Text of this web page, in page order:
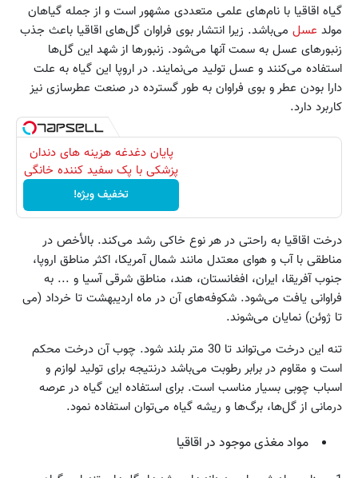
گیاه اقاقیا با نام‌های علمی متعددی مشهور است و از جمله گیاهان
مولد عسل می‌باشد. زیرا انتشار بوی فراوان گل‌های اقاقیا باعث جذب
زنبورهای عسل به سمت آنها می‌شود. زنبورها از شهد این گل‌ها
استفاده می‌کنند و عسل تولید می‌نمایند. در اروپا این گیاه به علت
دارا بودن عطر و بوی فراوان به طور گسترده در صنعت عطرسازی نیز
کاربرد دارد.
پایان دغدغه هزینه های دندان
پزشکی با پک سفید کننده خانگی
تخفیف ویژه!
درخت اقاقیا به راحتی در هر نوع خاکی رشد می‌کند. بالأخص در
مناطقی با آب و هوای معتدل مانند شمال آمریکا، اکثر مناطق اروپا،
جنوب آفریقا، ایران، افغانستان، هند، مناطق شرقی آسیا و ... به
فراوانی یافت می‌شود. شکوفه‌های آن در ماه اردیبهشت تا خرداد (می
تا ژوئن) نمایان می‌شوند.
تنه این درخت می‌تواند تا 30 متر بلند شود. چوب آن درخت محکم
است و مقاوم در برابر رطوبت می‌باشد درنتیجه برای تولید لوازم و
اسباب چوبی بسیار مناسب است. برای استفاده این گیاه در عرصه
درمانی از گل‌ها، برگ‌ها و ریشه گیاه می‌توان استفاده نمود.
مواد مغذی موجود در اقاقیا